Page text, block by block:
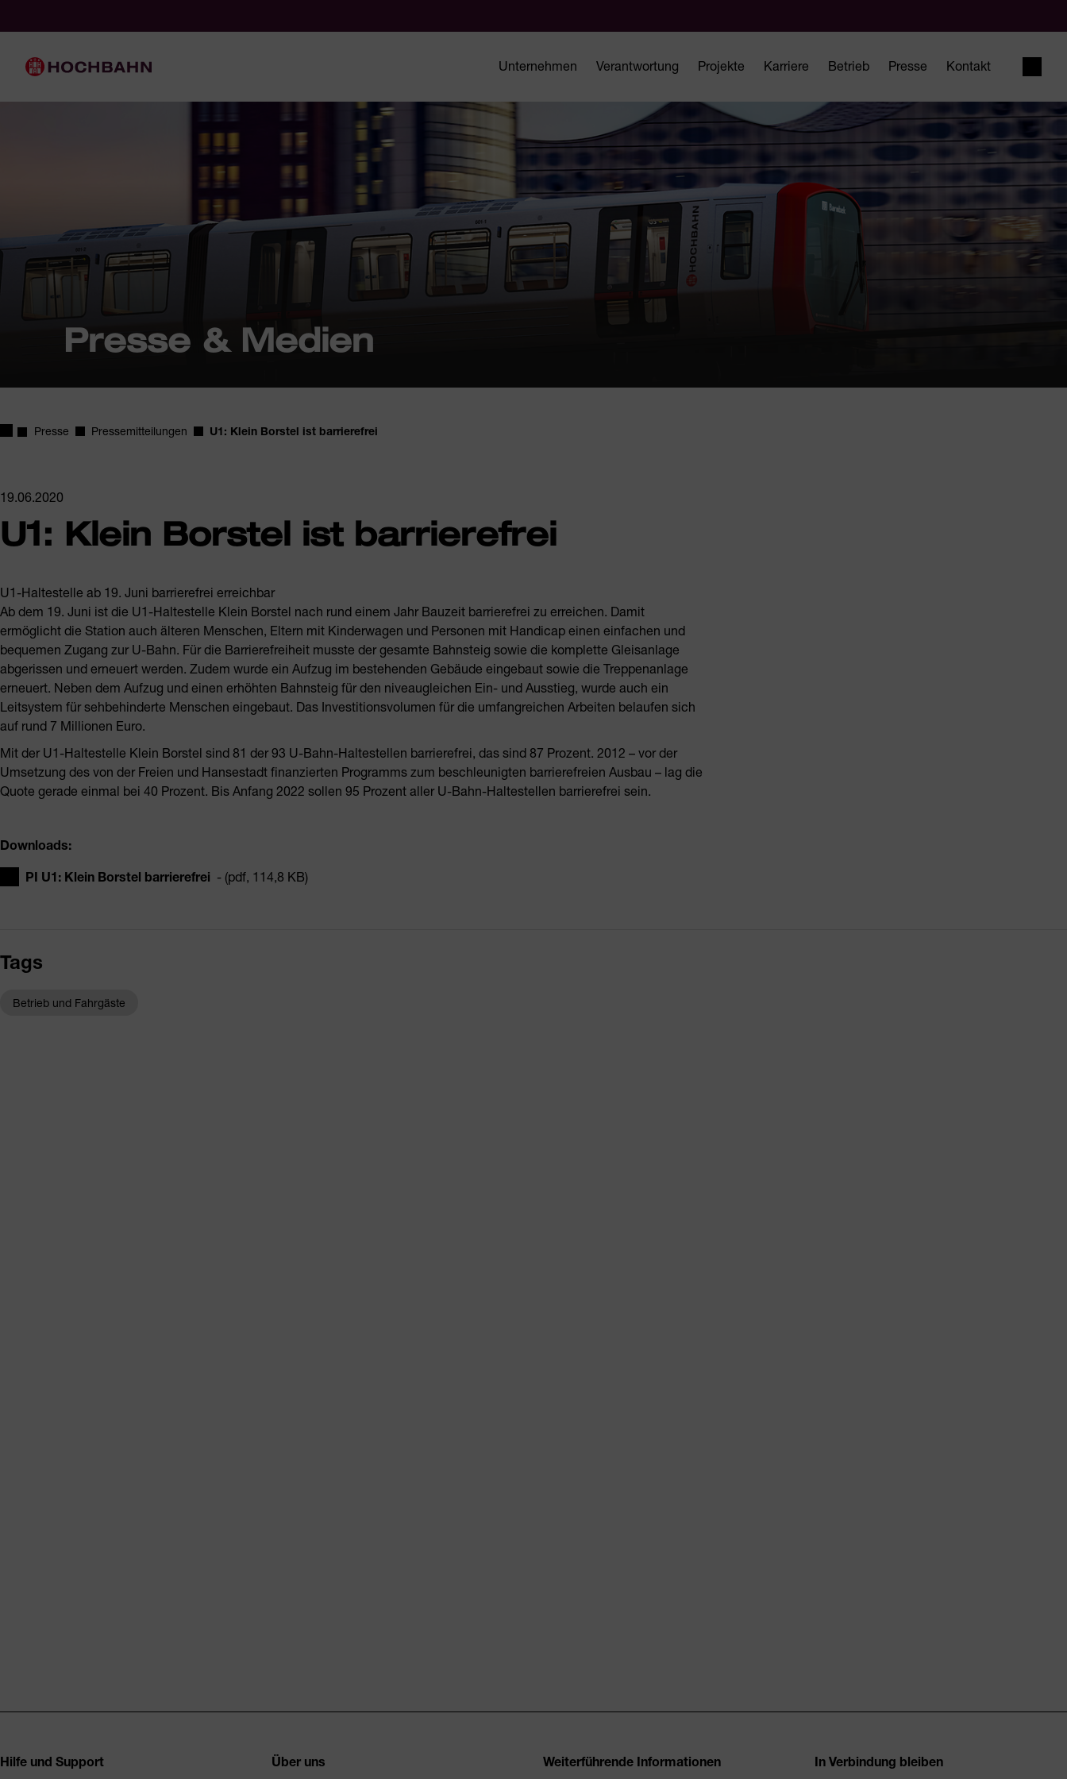
Hauptnavigation
Unternehmen Verantwortung Projekte Karriere Betrieb Presse Kontakt
Presse & Medien
Startseite
Presse Pressemitteilungen U1: Klein Borstel ist barrierefrei
19.06.2020
U1: Klein Borstel ist barrierefrei
U1-Haltestelle ab 19. Juni barrierefrei erreichbar
Ab dem 19. Juni ist die U1-Haltestelle Klein Borstel nach rund einem Jahr Bauzeit barrierefrei zu erreichen. Damit
ermöglicht die Station auch älteren Menschen, Eltern mit Kinderwagen und Personen mit Handicap einen einfachen und
bequemen Zugang zur U-Bahn. Für die Barrierefreiheit musste der gesamte Bahnsteig sowie die komplette Gleisanlage
abgerissen und erneuert werden. Zudem wurde ein Aufzug im bestehenden Gebäude eingebaut sowie die Treppenanlage
erneuert. Neben dem Aufzug und einen erhöhten Bahnsteig für den niveaugleichen Ein- und Ausstieg, wurde auch ein
Leitsystem für sehbehinderte Menschen eingebaut. Das Investitionsvolumen für die umfangreichen Arbeiten belaufen sich
auf rund 7 Millionen Euro.
Mit der U1-Haltestelle Klein Borstel sind 81 der 93 U-Bahn-Haltestellen barrierefrei, das sind 87 Prozent. 2012 – vor der
Umsetzung des von der Freien und Hansestadt finanzierten Programms zum beschleunigten barrierefreien Ausbau – lag die
Quote gerade einmal bei 40 Prozent. Bis Anfang 2022 sollen 95 Prozent aller U-Bahn-Haltestellen barrierefrei sein.
Downloads:
PI U1: Klein Borstel barrierefrei - (pdf, 114,8 KB)
Tags
Betrieb und Fahrgäste
Hilfe und Support Über uns Weiterführende Informationen In Verbindung bleiben